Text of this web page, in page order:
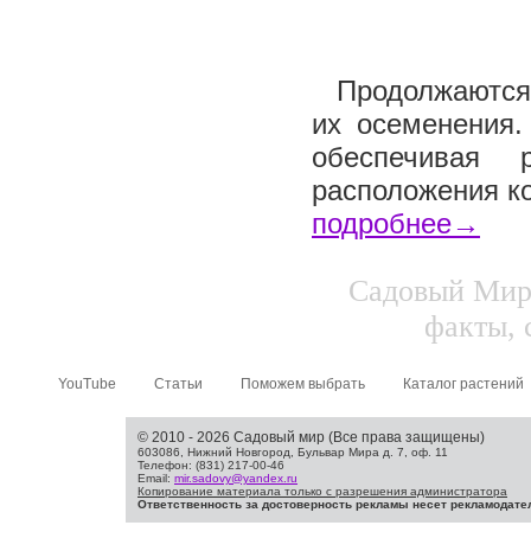
их
обеспечивая
расположения
подробнее→
Садовый
факты,
YouTube Статьи Поможем выбрать Каталог растений
© 2010 - 2026 Садовый мир (Все права защищены)
603086, Нижний Новгород, Бульвар Мира д. 7, оф. 11
Телефон: (831) 217-00-46
Email: mir.sadovy@yandex.ru
Копирование материала только с разрешения администратора
Ответственность за достоверность рекламы несет